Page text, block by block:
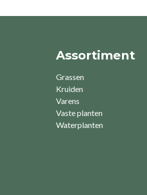
Assortiment
Grassen
Kruiden
Varens
Vaste planten
Waterplanten